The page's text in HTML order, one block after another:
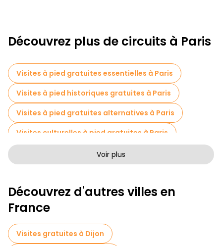
Découvrez plus de circuits à Paris
Visites à pied gratuites essentielles à Paris
Visites à pied historiques gratuites à Paris
Visites à pied gratuites alternatives à Paris
Visites culturelles à pied gratuites à Paris
Visites à pied sans art à Paris
Tournée des pubs à Paris
Activités sportives à Paris
Visites autoguidées en Paris
Voir plus
Découvrez d'autres villes en
France
Visites gratuites à Dijon